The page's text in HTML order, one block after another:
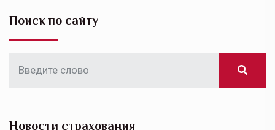
Поиск по сайту
Новости страхования